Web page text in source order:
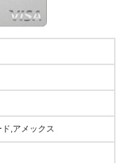
,アメックス